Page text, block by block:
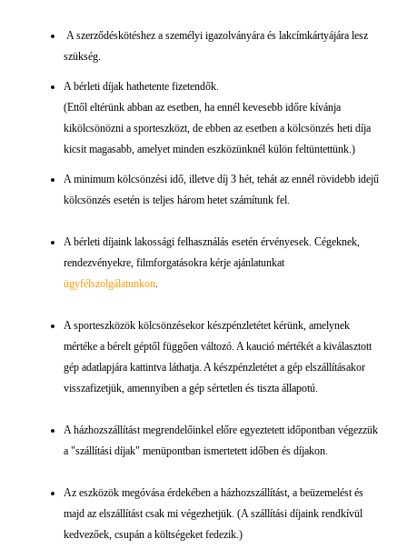
A szerződéskötéshez a személyi igazolványára és lakcímkártyájára lesz
szükség.
A bérleti díjak hathetente fizetendők.
(Ettől eltérünk abban az esetben, ha ennél kevesebb időre kívánja
kikölcsönözni a sporteszközt, de ebben az esetben a kölcsönzés heti díja
kicsit magasabb, amelyet minden eszközünknél külön feltüntettünk.)
A minimum kölcsönzési idő, illetve díj 3 hét, tehát az ennél rövidebb idejű
kölcsönzés esetén is teljes három hetet számítunk fel.
A bérleti díjaink lakossági felhasználás esetén érvényesek. Cégeknek,
rendezvényekre, filmforgatásokra kérje ajánlatunkat
ügyfélszolgálatunkon.
A sporteszközök kölcsönzésekor készpénzletétet kérünk, amelynek
mértéke a bérelt géptől függően változó. A kaució mértékét a kiválasztott
gép adatlapjára kattintva láthatja. A készpénzletétet a gép elszállításakor
visszafizetjük, amennyiben a gép sértetlen és tiszta állapotú.
A házhozszállítást megrendelőinkel előre egyeztetett időpontban végezzük
a "szállítási díjak" menüpontban ismertetett időben és díjakon.
Az eszközök megóvása érdekében a házhozszállítást, a beüzemelést és
majd az elszállítást csak mi végezhetjük. (A szállítási díjaink rendkívül
kedvezőek, csupán a költségeket fedezik.)